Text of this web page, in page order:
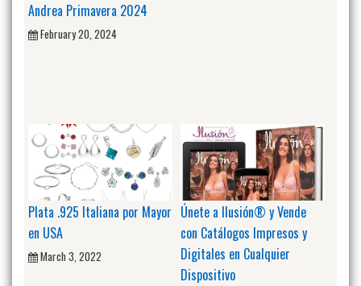
Andrea Primavera 2024
February 20, 2024
Plata .925 Italiana por Mayor
en USA
March 3, 2022
Únete a Ilusión® y Vende
con Catálogos Impresos y
Digitales en Cualquier
Dispositivo